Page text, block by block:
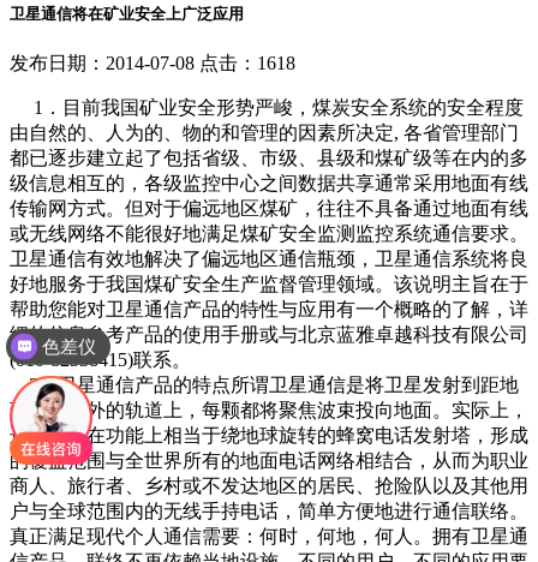
卫星通信将在矿业安全上广泛应用
发布日期：2014-07-08 点击：1618
1．目前我国矿业安全形势严峻，煤炭安全系统的安全程度
由自然的、人为的、物的和管理的因素所决定, 各省管理部门
都已逐步建立起了包括省级、市级、县级和煤矿级等在内的多
级信息相互的，各级监控中心之间数据共享通常采用地面有线
传输网方式。但对于偏远地区煤矿，往往不具备通过地面有线
或无线网络不能很好地满足煤矿安全监测监控系统通信要求。
卫星通信有效地解决了偏远地区通信瓶颈，卫星通信系统将良
好地服务于我国煤矿安全生产监督管理领域。该说明主旨在于
帮助您能对卫星通信产品的特性与应用有一个概略的了解，详
细的信息参考产品的使用手册或与北京蓝雅卓越科技有限公司
(010-82538415)联系。
2．卫星通信产品的特点所谓卫星通信是将卫星发射到距地
球空间以外的轨道上，每颗都将聚焦波束投向地面。实际上，
这些卫星在功能上相当于绕地球旋转的蜂窝电话发射塔，形成
的覆盖范围与全世界所有的地面电话网络相结合，从而为职业
商人、旅行者、乡村或不发达地区的居民、抢险队以及其他用
户与全球范围内的无线手持电话，简单方便地进行通信联络。
真正满足现代个人通信需要：何时，何地，何人。拥有卫星通
色差仪